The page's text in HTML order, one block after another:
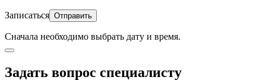
Записаться
Сначала необходимо выбрать дату и время.
Задать вопрос специалисту